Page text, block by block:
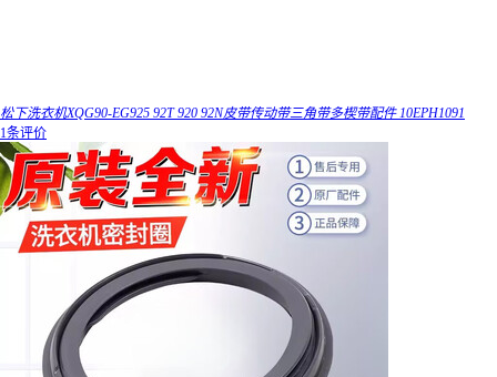
松下洗衣机XQG90-EG925 92T 920 92N皮带传动带三角带多楔带配件 10EPH1091
1条评价